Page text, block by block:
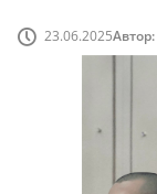
23.06.2025Автор: